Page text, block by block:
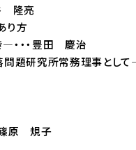
隆亮
り方
・・豊田 慶治
題研究所常務理事として―
篠原 規子